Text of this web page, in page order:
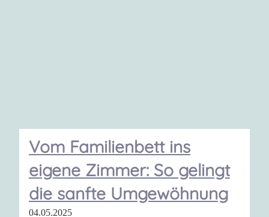
Vom Familienbett ins
eigene Zimmer: So gelingt
die sanfte Umgewöhnung
04.05.2025